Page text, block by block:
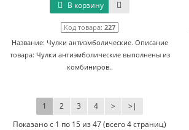
В корзину
Код товара:227
Название: Чулки антиэмболические. Описание
товара: Чулки антиэмболические выполнены из
комбиниров..
1 2 3 4 > >|
Показано с 1 по 15 из 47 (всего 4 страниц)